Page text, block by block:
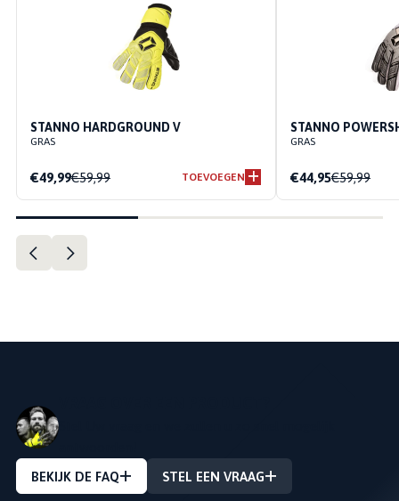
STANNO HARDGROUND V
GRAS
€49,99€59,99 TOEVOEGEN
STANNO
GRAS
€44,95€59,99
BEKIJK DE FAQ
STEL EEN VRAAG